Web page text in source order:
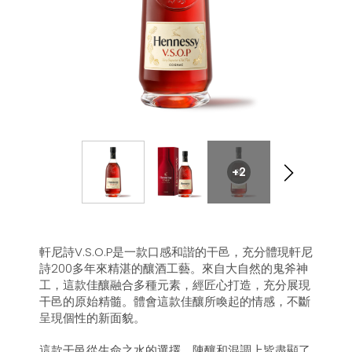
+2
軒尼詩V.S.O.P是一款口感和諧的干邑，充分體現軒尼
詩200多年來精湛的釀酒工藝。來自大自然的鬼斧神
工，這款佳釀融合多種元素，經匠心打造，充分展現
干邑的原始精髓。體會這款佳釀所喚起的情感，不斷
呈現個性的新面貌。